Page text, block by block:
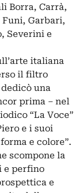
Borra, Carrà,
Garbari,
Severini e
italiana
il filtro
una
prima – nel
“La Voce”
e i suoi
e colore”.
scompone la
e perfino
e